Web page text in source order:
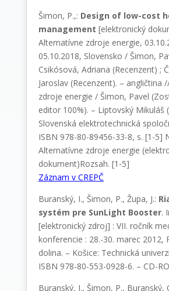
Šimon, P.,: Design of low-cost
management [elektronický
Alternatívne zdroje energie,
05.10.2018, Slovensko / Šimon,
Csikósová, Adriana (Recenzent) ;
Jaroslav (Recenzent). – angličtina
zdroje energie / Šimon, Pavel
editor 100%). – Liptovský Mikuláš
Slovenská elektrotechnická
ISBN 978-80-89456-33-8, s. [1-5]
Alternatívne zdroje energie
dokument)Rozsah. [1-5]
Záznam v CREPČ
Buranský, I., Šimon, P., Župa, J.:
systém pre SunLight Booster.
[elektronický zdroj] : VII. ročník
konferencie : 28.-30. marec 2012,
dolina. – Košice: Technická
ISBN 978-80-553-0928-6. – CD-
Buranský, I., Šimon, P., Buranský,